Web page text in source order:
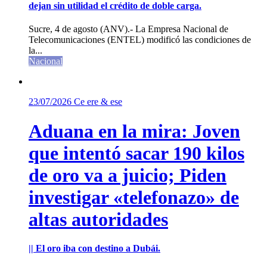
dejan sin utilidad el crédito de doble carga.
Sucre, 4 de agosto (ANV).- La Empresa Nacional de
Telecomunicaciones (ENTEL) modificó las condiciones de
la...
Nacional
23/07/2026 Ce ere & ese
Aduana en la mira: Joven
que intentó sacar 190 kilos
de oro va a juicio; Piden
investigar «telefonazo» de
altas autoridades
|| El oro iba con destino a Dubái.